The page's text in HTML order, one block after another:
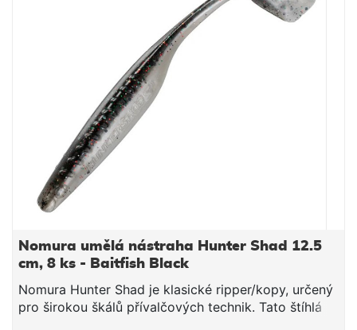
parfémovány ve směsi, což zajišťuje déletrvající
atraktivitu a prodlouženou účinnost proti těm
nejopatrnějším predátorům. Délka: 8 cm počet kusů:
Nomura umělá nástraha Hunter Shad 12.5
cm, 8 ks - Baitfish Black
Nomura Hunter Shad je klasické ripper/kopy, určený
pro širokou škálů přívalčových technik. Tato štíhlá